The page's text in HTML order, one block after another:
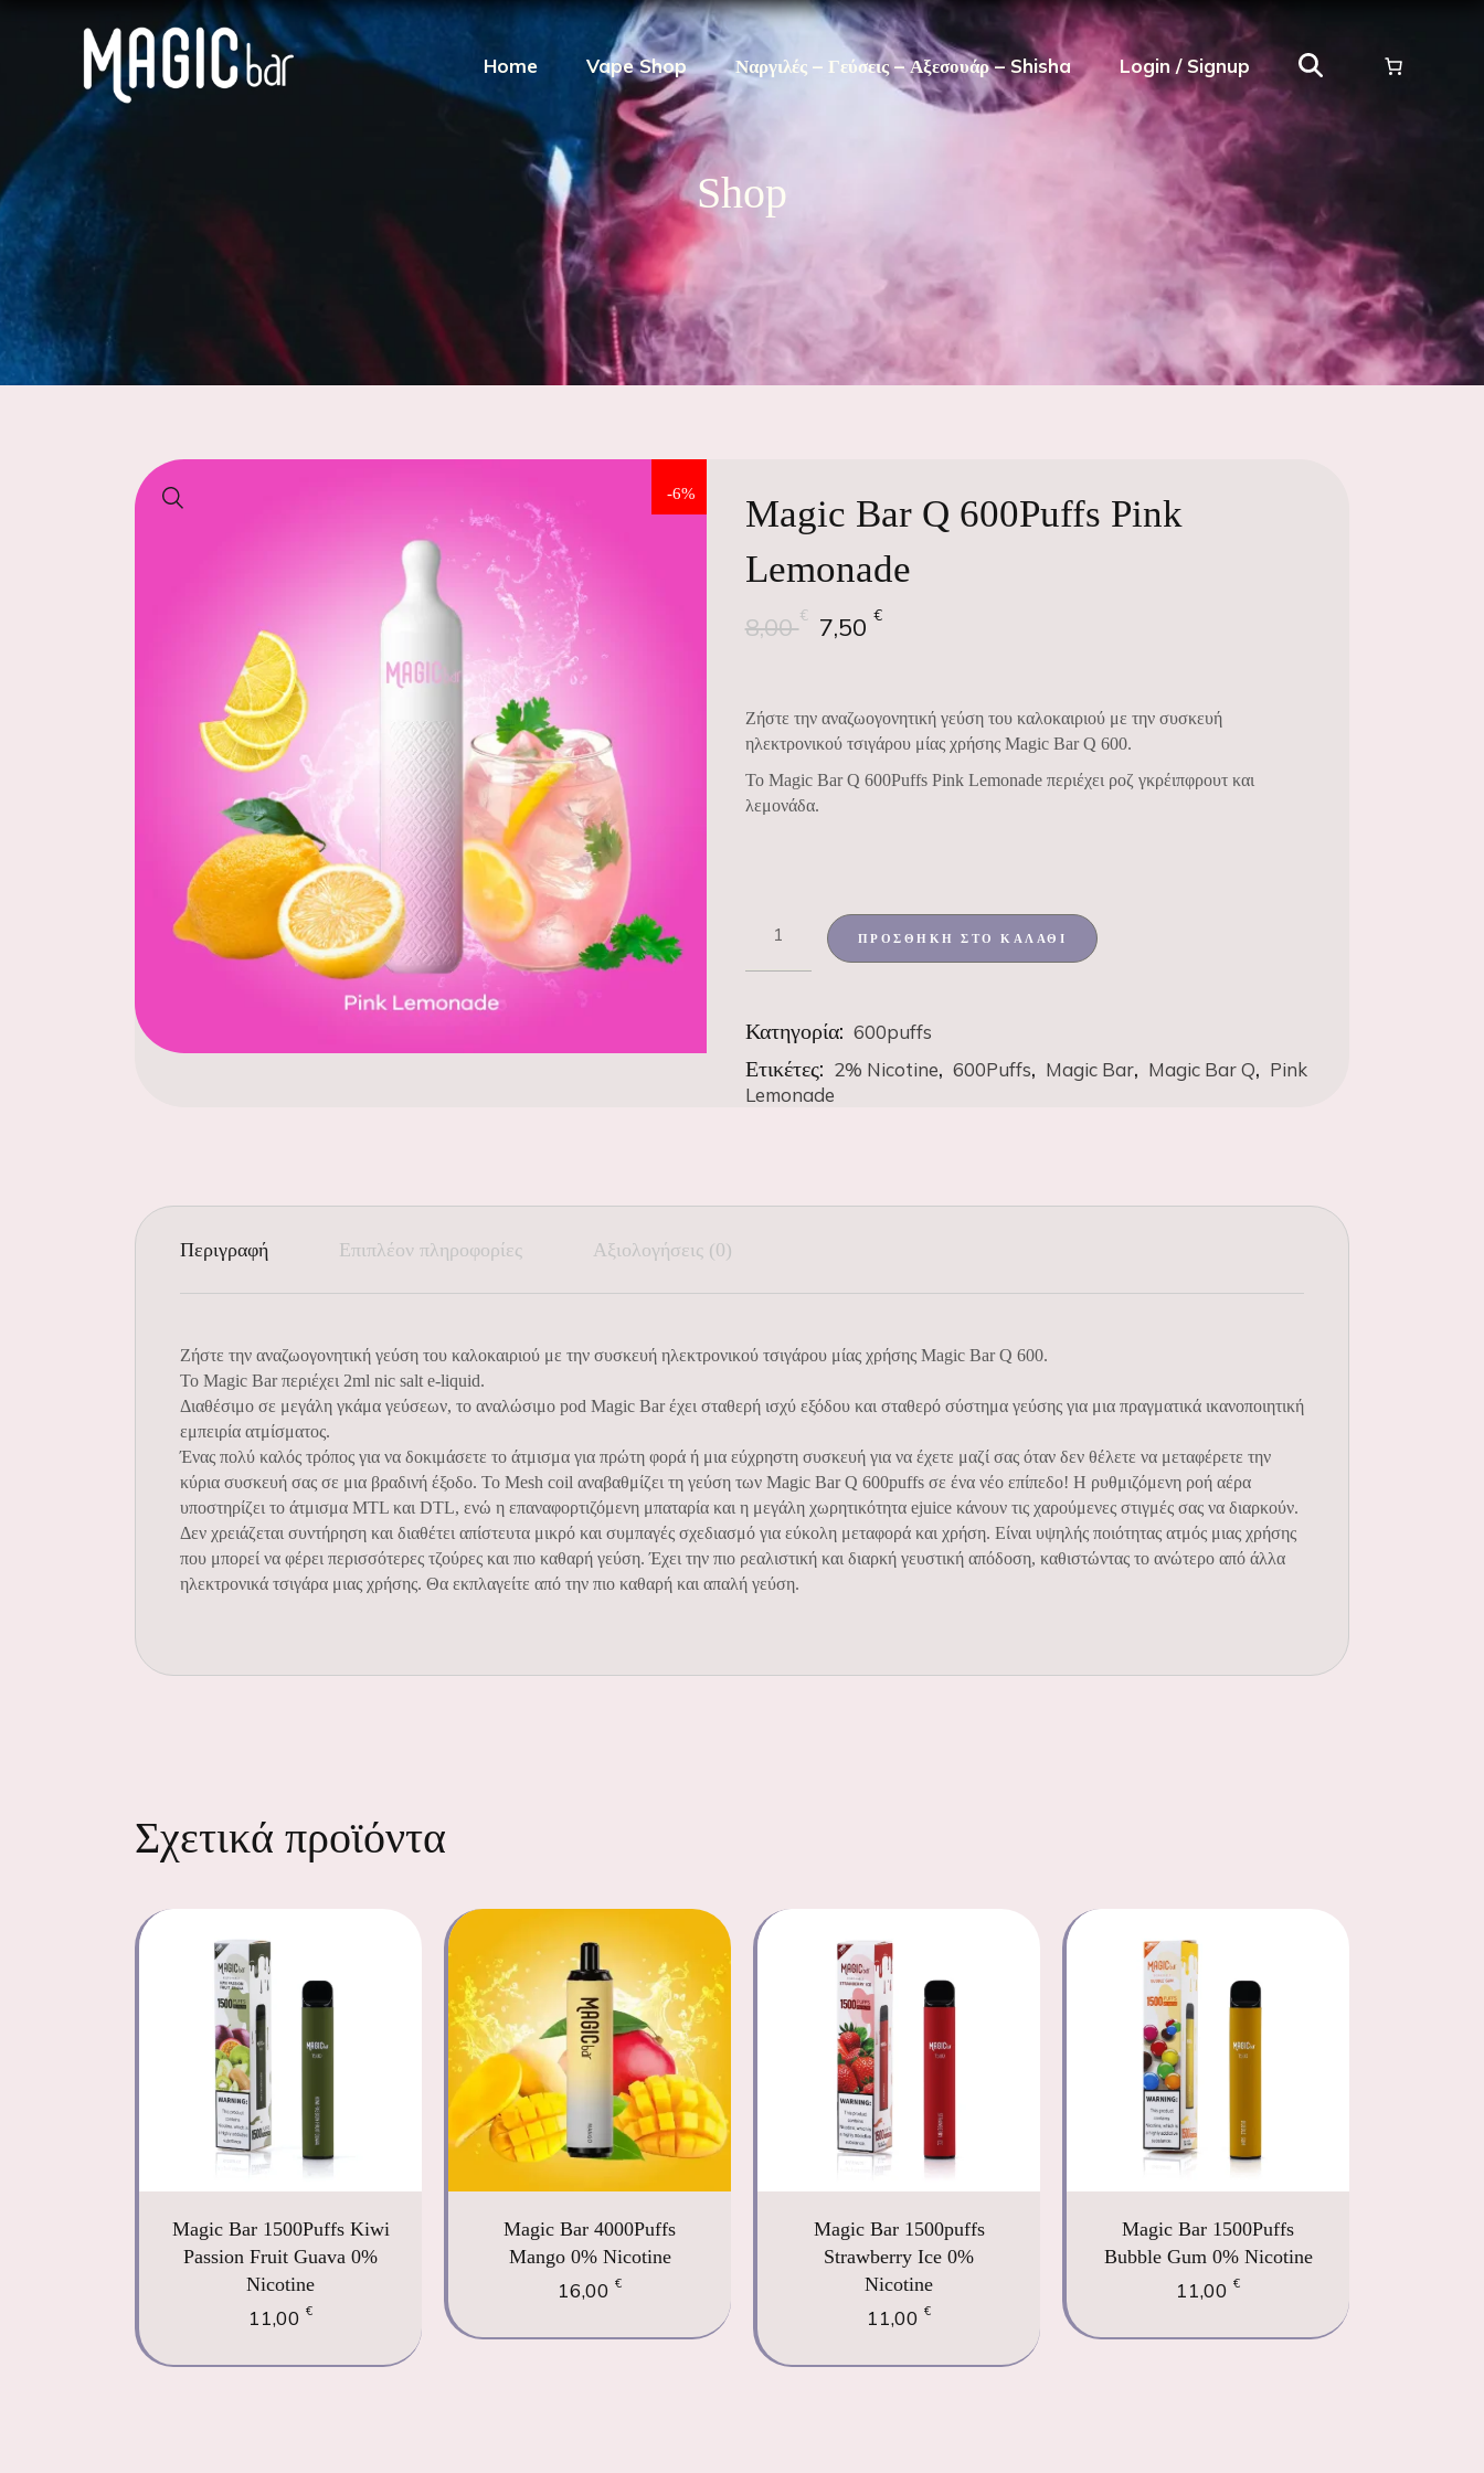
Home Vape Shop Ναργιλές – Γεύσεις – Αξεσουάρ – Shisha Login / Signup
Shop
-6%
Magic Bar Q 600Puffs Pink
Lemonade
8,00€ 7,50 €
Ζήστε την αναζωογονητική γεύση του καλοκαιριού με την συσκευή
ηλεκτρονικού τσιγάρου μίας χρήσης Magic Bar Q 600.
Το Magic Bar Q 600Puffs Pink Lemonade περιέχει ροζ γκρέιπφρουτ και
λεμονάδα.
ΠΡΟΣΘΉΚΗ ΣΤΟ ΚΑΛΆΘΙ
Κατηγορία: 600puffs
Ετικέτες: 2% Nicotine, 600Puffs, Magic Bar, Magic Bar Q, Pink
Lemonade
Περιγραφή Επιπλέον πληροφορίες Αξιολογήσεις (0)
Ζήστε την αναζωογονητική γεύση του καλοκαιριού με την συσκευή ηλεκτρονικού τσιγάρου μίας χρήσης Magic Bar Q 600.
Το Magic Bar περιέχει 2ml nic salt e-liquid.
Διαθέσιμο σε μεγάλη γκάμα γεύσεων, το αναλώσιμο pod Magic Bar έχει σταθερή ισχύ εξόδου και σταθερό σύστημα γεύσης για μια πραγματικά ικανοποιητική
εμπειρία ατμίσματος.
Ένας πολύ καλός τρόπος για να δοκιμάσετε το άτμισμα για πρώτη φορά ή μια εύχρηστη συσκευή για να έχετε μαζί σας όταν δεν θέλετε να μεταφέρετε την
κύρια συσκευή σας σε μια βραδινή έξοδο. Το Mesh coil αναβαθμίζει τη γεύση των Magic Bar Q 600puffs σε ένα νέο επίπεδο! Η ρυθμιζόμενη ροή αέρα
υποστηρίζει το άτμισμα MTL και DTL, ενώ η επαναφορτιζόμενη μπαταρία και η μεγάλη χωρητικότητα ejuice κάνουν τις χαρούμενες στιγμές σας να διαρκούν.
Δεν χρειάζεται συντήρηση και διαθέτει απίστευτα μικρό και συμπαγές σχεδιασμό για εύκολη μεταφορά και χρήση. Είναι υψηλής ποιότητας ατμός μιας χρήσης
που μπορεί να φέρει περισσότερες τζούρες και πιο καθαρή γεύση. Έχει την πιο ρεαλιστική και διαρκή γευστική απόδοση, καθιστώντας το ανώτερο από άλλα
ηλεκτρονικά τσιγάρα μιας χρήσης. Θα εκπλαγείτε από την πιο καθαρή και απαλή γεύση.
Σχετικά προϊόντα
Magic Bar 1500Puffs Kiwi
Passion Fruit Guava 0%
Nicotine
11,00 €
Magic Bar 4000Puffs
Mango 0% Nicotine
16,00 €
Magic Bar 1500puffs
Strawberry Ice 0%
Nicotine
11,00 €
Magic Bar 1500Puffs
Bubble Gum 0% Nicotine
11,00 €